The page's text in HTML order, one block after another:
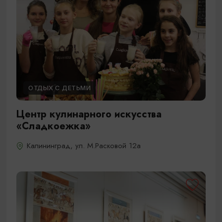
ОТДЫХ С ДЕТЬМИ
Центр кулинарного искусства
«Сладкоежка»
Калининград, ул. М.Расковой 12а